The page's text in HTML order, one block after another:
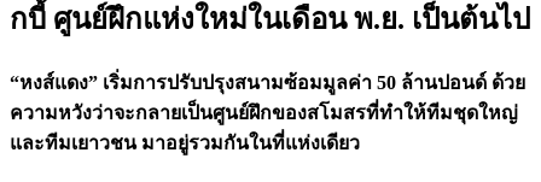
กบี้ ศูนย์ฝึกแห่งใหม่ในเดือน พ.ย. เป็นต้นไป
“หงส์แดง” เริ่มการปรับปรุงสนามซ้อมมูลค่า 50 ล้านปอนด์ ด้วย
ความหวังว่าจะกลายเป็นศูนย์ฝึกของสโมสรที่ทำให้ทีมชุดใหญ่
และทีมเยาวชน มาอยู่รวมกันในที่แห่งเดียว